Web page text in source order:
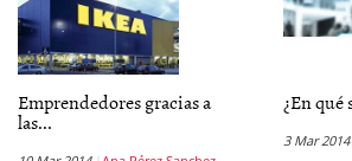
Emprendedores gracias a
las...
¿En qué
3 Mar 2014